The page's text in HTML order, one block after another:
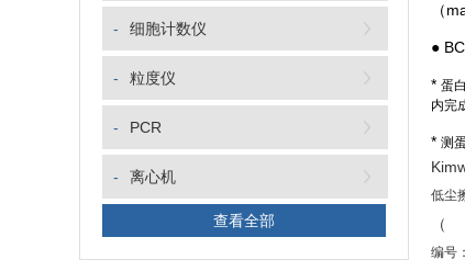
- 细胞计数仪
- 粒度仪
- PCR
- 离心机
查看全部
（
●
* 蛋
内完
* 测
低尘
（
编号：